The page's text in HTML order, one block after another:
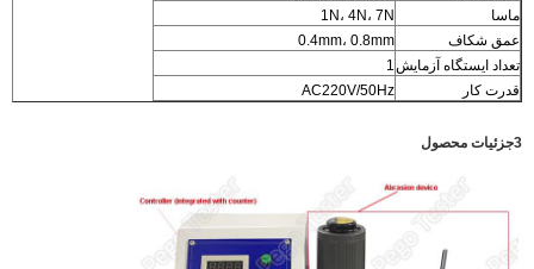
ماسا
1N، 4N، 7N
عمق شکاف
0.4mm، 0.8mm
تعداد ایستگاه آزمایش1
قدرت کار
AC220V/50Hz
3جزئیات محصول